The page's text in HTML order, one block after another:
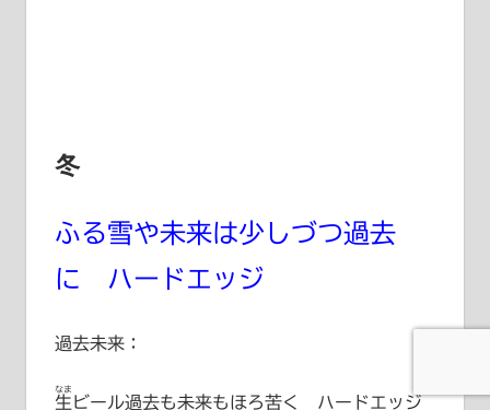
冬
ふる雪や未来は少しづつ過去
に ハードエッジ
過去未来：
生
なま
ビール過去も未来もほろ苦く ハードエッジ